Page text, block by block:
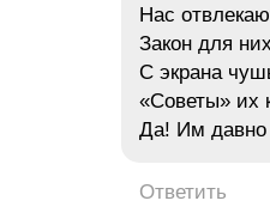
Нас
Закон для
С экрана
«Советы» их
Да! Им давно
Ответить